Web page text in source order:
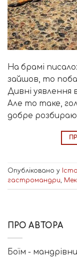
На брамі
зайшов, то
Дивні уявлення
Але то таке,
добре
Опубліковано у
гастромандри
ПРО АВТОРА
Боїм -